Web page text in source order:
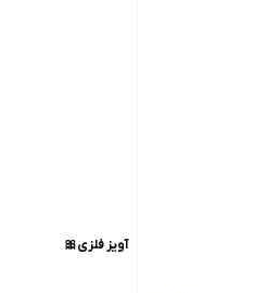
آویز فلزی🎀